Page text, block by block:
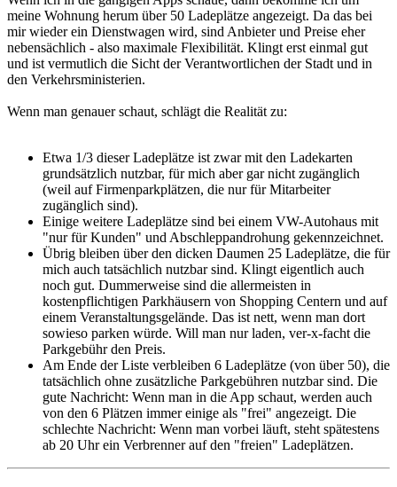
meine Wohnung herum über 50 Ladeplätze angezeigt. Da das bei
mir wieder ein Dienstwagen wird, sind Anbieter und Preise eher
nebensächlich - also maximale Flexibilität. Klingt erst einmal gut
und ist vermutlich die Sicht der Verantwortlichen der Stadt und in
den Verkehrsministerien.
Wenn man genauer schaut, schlägt die Realität zu:
Etwa 1/3 dieser Ladeplätze ist zwar mit den Ladekarten
grundsätzlich nutzbar, für mich aber gar nicht zugänglich
(weil auf Firmenparkplätzen, die nur für Mitarbeiter
zugänglich sind).
Einige weitere Ladeplätze sind bei einem VW-Autohaus mit
"nur für Kunden" und Abschleppandrohung gekennzeichnet.
Übrig bleiben über den dicken Daumen 25 Ladeplätze, die für
mich auch tatsächlich nutzbar sind. Klingt eigentlich auch
noch gut. Dummerweise sind die allermeisten in
kostenpflichtigen Parkhäusern von Shopping Centern und auf
einem Veranstaltungsgelände. Das ist nett, wenn man dort
sowieso parken würde. Will man nur laden, ver-x-facht die
Parkgebühr den Preis.
Am Ende der Liste verbleiben 6 Ladeplätze (von über 50), die
tatsächlich ohne zusätzliche Parkgebühren nutzbar sind. Die
gute Nachricht: Wenn man in die App schaut, werden auch
von den 6 Plätzen immer einige als "frei" angezeigt. Die
schlechte Nachricht: Wenn man vorbei läuft, steht spätestens
ab 20 Uhr ein Verbrenner auf den "freien" Ladeplätzen.